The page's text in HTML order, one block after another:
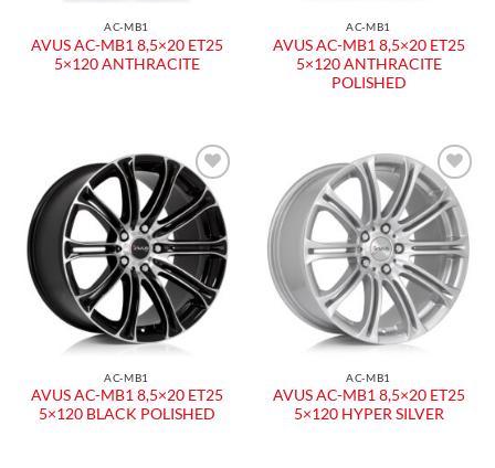
AC-MB1
AVUS AC-MB1 8,5×20 ET25
5×120 ANTHRACITE
AC-MB1
AVUS AC-MB1 8,5×20 ET25
5×120 ANTHRACITE
POLISHED
Aggiungi
alla lista
dei
desideri
AC-MB1
AVUS AC-MB1 8,5×20 ET25
5×120 BLACK POLISHED
Aggiungi
alla lista
dei
desideri
AC-MB1
AVUS AC-MB1 8,5×20 ET25
5×120 HYPER SILVER